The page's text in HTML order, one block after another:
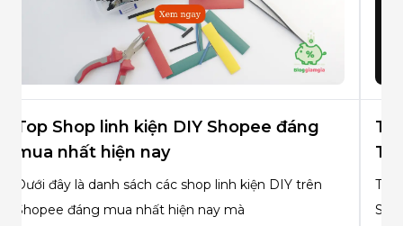
Top Shop linh kiện DIY Shopee đáng
mua nhất hiện nay
Dưới đây là danh sách các shop linh kiện DIY trên
Shopee đáng mua nhất hiện nay mà
Tìm